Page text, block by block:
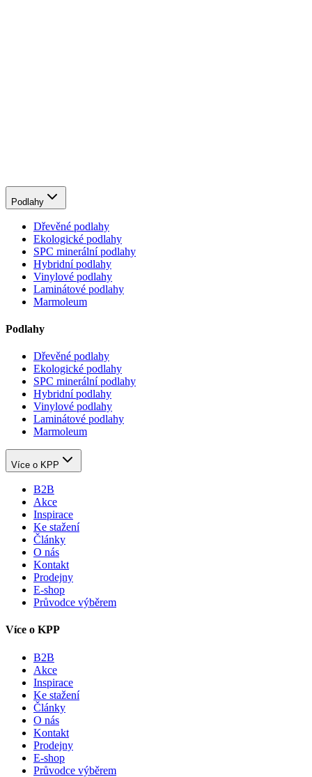
Podlahy
Dřevěné podlahy
Ekologické podlahy
SPC minerální podlahy
Hybridní podlahy
Vinylové podlahy
Laminátové podlahy
Marmoleum
Podlahy
Dřevěné podlahy
Ekologické podlahy
SPC minerální podlahy
Hybridní podlahy
Vinylové podlahy
Laminátové podlahy
Marmoleum
Více o KPP
B2B
Akce
Inspirace
Ke stažení
Články
O nás
Kontakt
Prodejny
E-shop
Průvodce výběrem
Více o KPP
B2B
Akce
Inspirace
Ke stažení
Články
O nás
Kontakt
Prodejny
E-shop
Průvodce výběrem